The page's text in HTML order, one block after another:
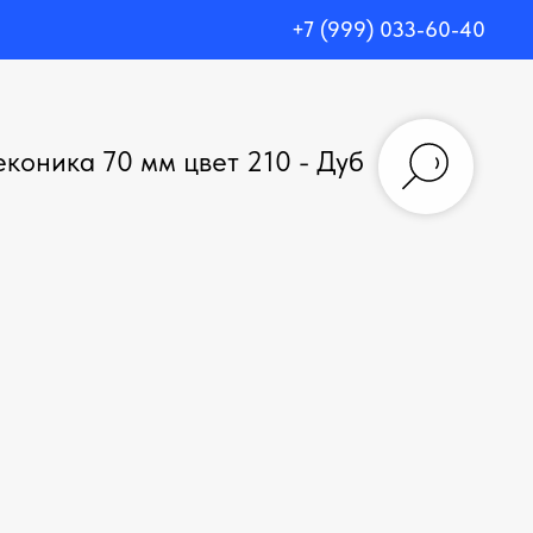
+7 (999) 033-60-40
70 мм цвет 210 - Дуб